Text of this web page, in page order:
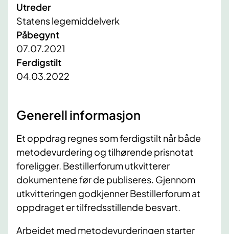
Utreder
Statens legemiddelverk
Påbegynt
07.07.2021
Ferdigstilt
04.03.2022
Generell informasjon
Et oppdrag regnes som ferdigstilt når både
metodevurdering og tilhørende prisnotat
foreligger. Bestillerforum utkvitterer
dokumentene før de publiseres. Gjennom
utkvitteringen godkjenner Bestillerforum at
oppdraget er tilfredsstillende besvart.
Arbeidet med metodevurderingen starter